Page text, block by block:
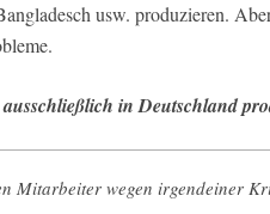
usw. produzieren.
in Deutschland
Mitarbeiter wegen irgendeiner